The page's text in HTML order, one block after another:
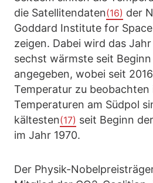
die Satellitendaten(16) der
Goddard Institute for Space
zeigen. Dabei wird das
sechst wärmste seit
angegeben, wobei seit
Temperatur zu beobachten
Temperaturen am Südpol
kältesten(17) seit Beginn
im Jahr 1970.
Der Physik-